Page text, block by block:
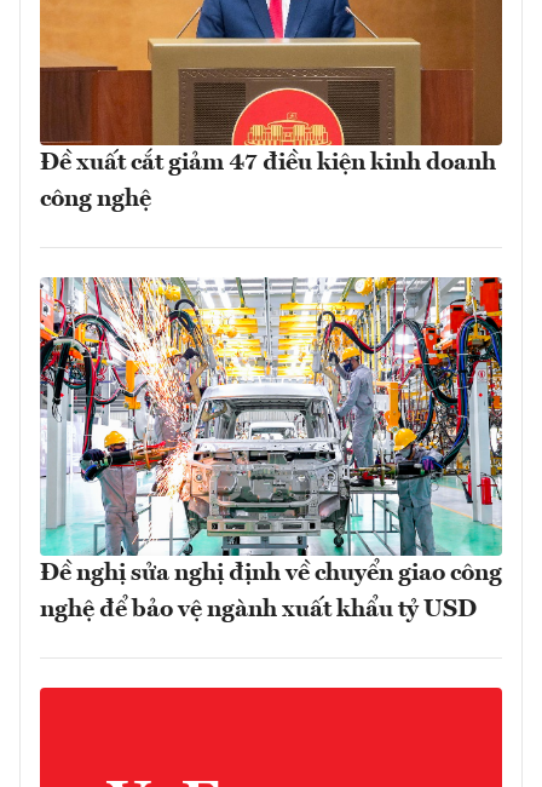
Đề xuất cắt giảm 47 điều kiện kinh doanh
công nghệ
Đề nghị sửa nghị định về chuyển giao công
nghệ để bảo vệ ngành xuất khẩu tỷ USD